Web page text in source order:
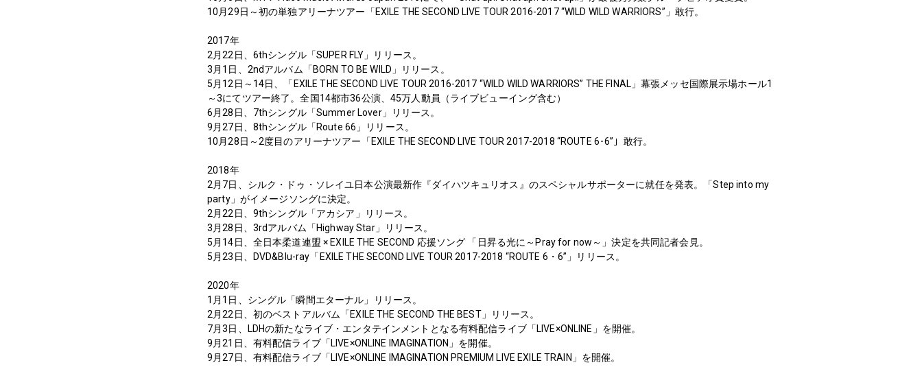
10月29日～初の単独アリーナツアー「EXILE THE SECOND LIVE TOUR 2016-2017 “WILD WILD WARRIORS”」敢行。
2017年
2月22日、6thシングル「SUPER FLY」リリース。
3月1日、2ndアルバム「BORN TO BE WILD」リリース。
5月12日～14日、「EXILE THE SECOND LIVE TOUR 2016-2017 “WILD WILD WARRIORS” THE FINAL」幕張メッセ国際展示場ホール1
～3にてツアー終了。全国14都市36公演、45万人動員（ライブビューイング含む）
6月28日、7thシングル「Summer Lover」リリース。
9月27日、8thシングル「Route 66」リリース。
10月28日～2度目のアリーナツアー「EXILE THE SECOND LIVE TOUR 2017-2018 “ROUTE 6･6”」敢行。
2018年
2月7日、シルク・ドゥ・ソレイユ日本公演最新作『ダイハツキュリオス』のスペシャルサポーターに就任を発表。「Step into my
party」がイメージソングに決定。
2月22日、9thシングル「アカシア」リリース。
3月28日、3rdアルバム「Highway Star」リリース。
5月14日、全日本柔道連盟 × EXILE THE SECOND 応援ソング 「日昇る光に～Pray for now～」決定を共同記者会見。
5月23日、DVD&Blu-ray「EXILE THE SECOND LIVE TOUR 2017-2018 “ROUTE 6・6”」リリース。
2020年
1月1日、シングル「瞬間エターナル」リリース。
2月22日、初のベストアルバム「EXILE THE SECOND THE BEST」リリース。
7月3日、LDHの新たなライブ・エンタテインメントとなる有料配信ライブ「LIVE×ONLINE」を開催。
9月21日、有料配信ライブ「LIVE×ONLINE IMAGINATION」を開催。
9月27日、有料配信ライブ「LIVE×ONLINE IMAGINATION PREMIUM LIVE EXILE TRAIN」を開催。